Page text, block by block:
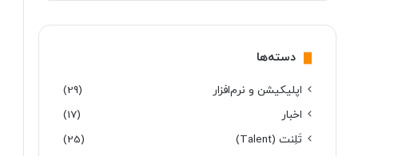
دسته‌ها
اپلیکیشن و نرم‌افزار
(29)
اخبار
(17)
تَلِنت (Talent)
(25)